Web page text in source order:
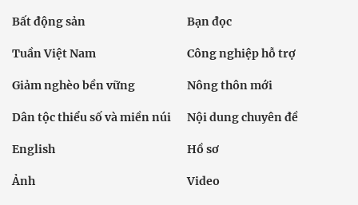
Bất động sản Bạn đọc
Tuần Việt Nam Công nghiệp hỗ trợ
Giảm nghèo bền vững Nông thôn mới
Dân tộc thiểu số và miền núi Nội dung chuyên đề
English Hồ sơ
Ảnh Video